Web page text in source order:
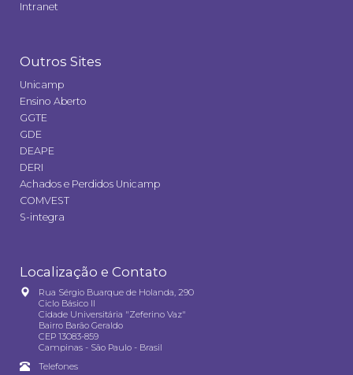
Intranet
Outros Sites
Unicamp
Ensino Aberto
GGTE
GDE
DEAPE
DERI
Achados e Perdidos Unicamp
COMVEST
S-integra
Localização e Contato
Rua Sérgio Buarque de Holanda, 290
Ciclo Básico II
Cidade Universitária "Zeferino Vaz"
Bairro Barão Geraldo
CEP 13083-859
Campinas - São Paulo - Brasil
Telefones